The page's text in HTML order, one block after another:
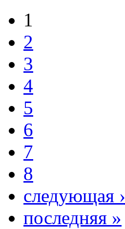
1
2
3
4
5
6
7
8
следующая ›
последняя »